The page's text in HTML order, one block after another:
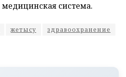
медицинская система.
жетысу
здравоохранение